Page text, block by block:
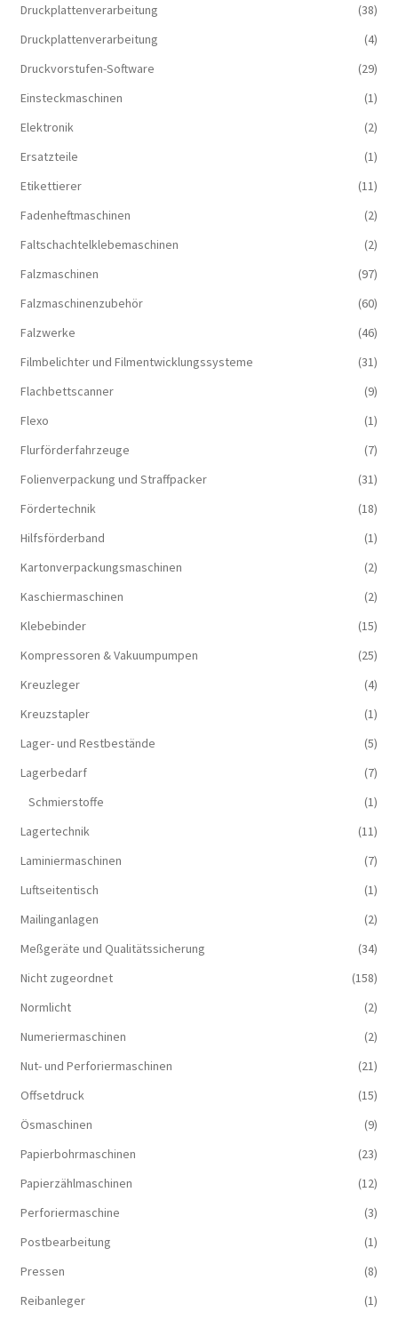
Druckplattenverarbeitung
(38)
Druckplattenverarbeitung
(4)
Druckvorstufen-Software
(29)
Einsteckmaschinen
(1)
Elektronik
(2)
Ersatzteile
(1)
Etikettierer
(11)
Fadenheftmaschinen
(2)
Faltschachtelklebemaschinen
(2)
Falzmaschinen
(97)
Falzmaschinenzubehör
(60)
Falzwerke
(46)
Filmbelichter und Filmentwicklungssysteme
(31)
Flachbettscanner
(9)
Flexo
(1)
Flurförderfahrzeuge
(7)
Folienverpackung und Straffpacker
(31)
Fördertechnik
(18)
Hilfsförderband
(1)
Kartonverpackungsmaschinen
(2)
Kaschiermaschinen
(2)
Klebebinder
(15)
Kompressoren & Vakuum­pumpen
(25)
Kreuzleger
(4)
Kreuzstapler
(1)
Lager- und Restbestände
(5)
Lagerbedarf
(7)
Schmierstoffe
(1)
Lagertechnik
(11)
Laminiermaschinen
(7)
Luftseitentisch
(1)
Mailinganlagen
(2)
Meßgeräte und Qualitätssicherung
(34)
Nicht zugeordnet
(158)
Normlicht
(2)
Numeriermaschinen
(2)
Nut- und Perforiermaschinen
(21)
Offsetdruck
(15)
Ösmaschinen
(9)
Papierbohrmaschinen
(23)
Papierzählmaschinen
(12)
Perforiermaschine
(3)
Postbearbeitung
(1)
Pressen
(8)
Reibanleger
(1)